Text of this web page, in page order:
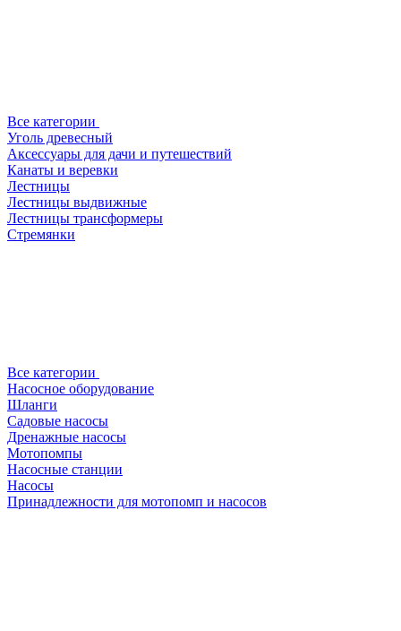
Все категории
Уголь древесный
Аксессуары для дачи и путешествий
Канаты и веревки
Лестницы
Лестницы выдвижные
Лестницы трансформеры
Стремянки
Все категории
Насосное оборудование
Шланги
Садовые насосы
Дренажные насосы
Мотопомпы
Насосные станции
Насосы
Принадлежности для мотопомп и насосов